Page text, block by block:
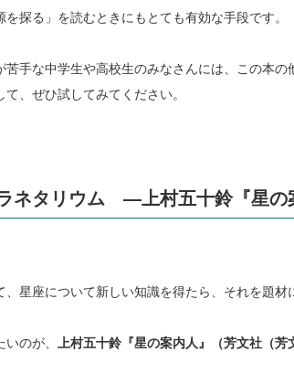
探る」を読むときにもとても有効な手段です。
苦手な中学生や高校生のみなさんには、この本の
て、ぜひ試してみてください。
ネタリウム ―上村五十鈴『星の
、星座について新しい知識を得たら、それを題材
のが、 上村五十鈴『星の案内人』（芳文社（芳